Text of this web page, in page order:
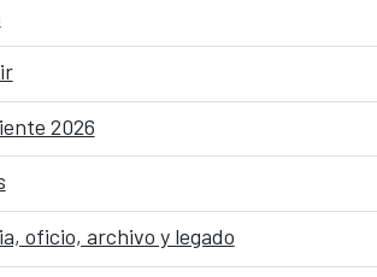
2026
oficio, archivo y legado